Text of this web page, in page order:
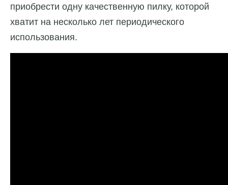
приобрести одну качественную пилку, которой
хватит на несколько лет периодического
использования.